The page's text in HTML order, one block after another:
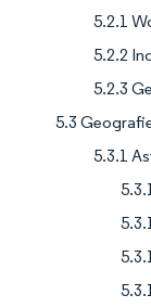
5.2.1
5.2.2
5.2.3
5.3
5.3.1